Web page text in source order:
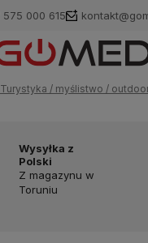
575 000 615
Turystyka / myślistwo /
Wysyłka z
Polski
Z magazynu w
Toruniu